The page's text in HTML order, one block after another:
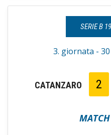
SERIE B
3. giornata -
CATANZARO 2